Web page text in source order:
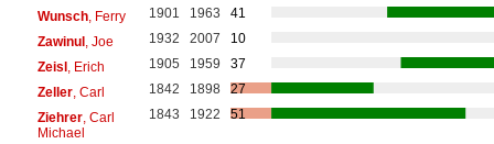
Wunsch, Ferry 1901 1963
41
Zawinul, Joe 1932 2007
10
Zeisl, Erich 1905 1959
37
Zeller, Carl 1842 1898
27
Ziehrer, Carl
Michael
1843 1922 51